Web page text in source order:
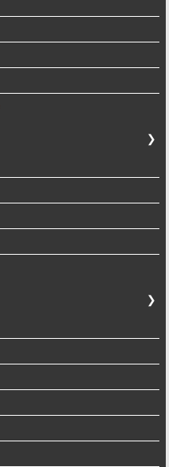
❯
❯